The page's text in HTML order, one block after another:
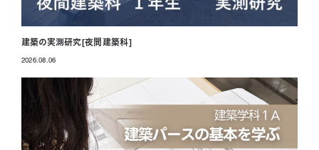
建築の実測研究[夜間建築科]
2026.08.06